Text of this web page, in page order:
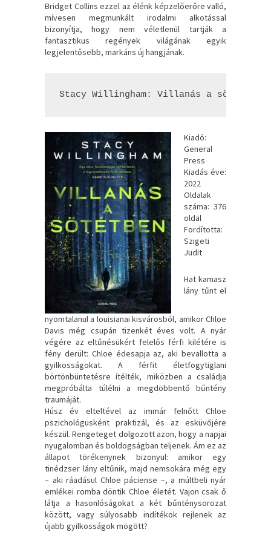
Bridget Collins ezzel az élénk képzelőerőre valló,
mívesen megmunkált irodalmi alkotással
bizonyítja, hogy nem véletlenül tartják a
fantasztikus regények világának egyik
legjelentősebb, markáns új hangjának.
Stacy Willingham: Villanás ​a sötétben
Kiadó:
General
Press
Kiadás éve:
2022
Oldalak
száma: 376
oldal
Fordította:
Szigeti
Judit
Hat kamasz
lány tűnt el
nyomtalanul a louisianai kisvárosból, amikor Chloe
Davis még csupán tizenkét éves volt. A nyár
végére az eltűnésükért felelős férfi kilétére is
fény derült: Chloe édesapja az, aki bevallotta a
gyilkosságokat. A férfit életfogytiglani
börtönbüntetésre ítélték, miközben a családja
megpróbálta túlélni a megdöbbentő bűntény
traumáját.
Húsz év elteltével az immár felnőtt Chloe
pszichológusként praktizál, és az esküvőjére
készül. Rengeteget dolgozott azon, hogy a napjai
nyugalomban és boldogságban teljenek. Ám ez az
állapot törékenynek bizonyul: amikor egy
tinédzser lány eltűnik, majd nemsokára még egy
– aki ráadásul Chloe páciense –, a múltbeli nyár
emlékei romba döntik Chloe életét. Vajon csak ő
látja a hasonlóságokat a két bűnténysorozat
között, vagy súlyosabb indítékok rejlenek az
újabb gyilkosságok mögött?